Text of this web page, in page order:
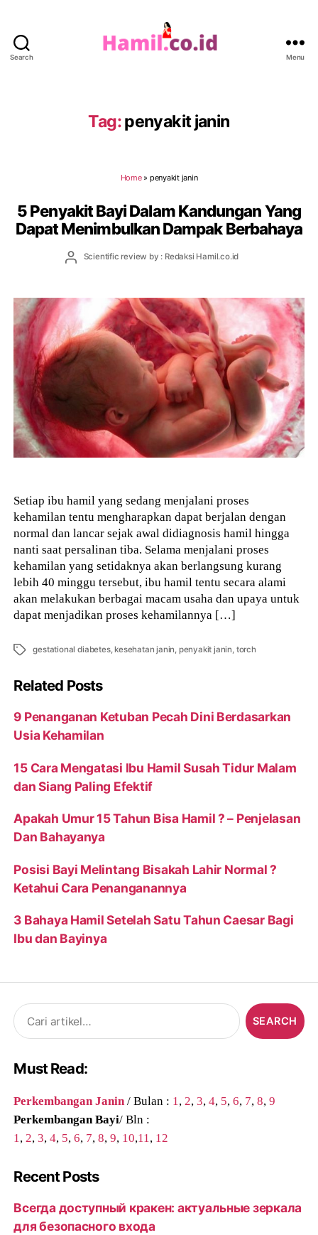
Search Menu
Tag:penyakit janin
Home» penyakit janin
5 Penyakit Bayi Dalam Kandungan Yang
Dapat Menimbulkan Dampak Berbahaya
PostScientific review by : Redaksi Hamil.co.id
Setiap ibu hamil yang sedang menjalani proses
kehamilan tentu mengharapkan dapat berjalan dengan
normal dan lancar sejak awal didiagnosis hamil hingga
nanti saat persalinan tiba. Selama menjalani proses
kehamilan yang setidaknya akan berlangsung kurang
lebih 40 minggu tersebut, ibu hamil tentu secara alami
akan melakukan berbagai macam usaha dan upaya untuk
dapat menjadikan proses kehamilannya […]
Tags gestational diabetes,kesehatan janin, penyakit janin, torch
Related Posts
9 Penanganan Ketuban Pecah Dini Berdasarkan
Usia Kehamilan
15 Cara Mengatasi Ibu Hamil Susah Tidur Malam
dan Siang Paling Efektif
Apakah Umur 15 Tahun Bisa Hamil ? – Penjelasan
Dan Bahayanya
Posisi Bayi Melintang Bisakah Lahir Normal ?
Ketahui Cara Penanganannya
3 Bahaya Hamil Setelah Satu Tahun Caesar Bagi
Ibu dan Bayinya
Search
for:
Must Read:
Perkembangan Janin / Bulan : 1 , 2,3,4, 5,6, 7,8,9
Perkembangan Bayi/ Bln :
1 , 2,3,4, 5,6, 7,8,9, 10,11 , 12
Recent Posts
Всегда доступный кракен: актуальные зеркала
для безопасного входа